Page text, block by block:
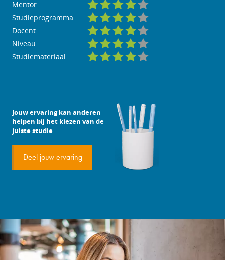
Mentor
Studieprogramma
Docent
Niveau
Studiemateriaal
Jouw ervaring kan anderen
helpen bij het kiezen van de
juiste studie
Deel jouw ervaring